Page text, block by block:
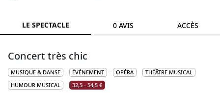
LE SPECTACLE 0 AVIS ACCÈS
Concert très chic
MUSIQUE & DANSE ÉVÉNEMENT OPÉRA
THÉÂTRE MUSICAL
HUMOUR MUSICAL
32,5 - 54,5 €